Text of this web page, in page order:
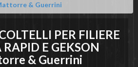
& Guerrini
PER FILIERE
E GEKSON
& Guerrini